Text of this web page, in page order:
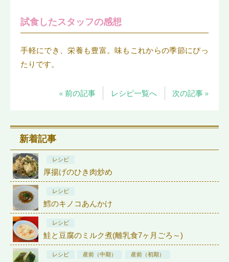
試食したスタッフの感想
手軽にでき、栄養も豊富。味もこれからの季節にぴっ
たりです。
« 前の記事 レシピ一覧へ 次の記事 »
新着記事
レシピ
厚揚げのひき肉炒め
レシピ
鱈のキノコあんかけ
レシピ
鮭と豆腐のミルク煮(離乳食7ヶ月ごろ～)
レシピ 産前（中期） 産前（初期）